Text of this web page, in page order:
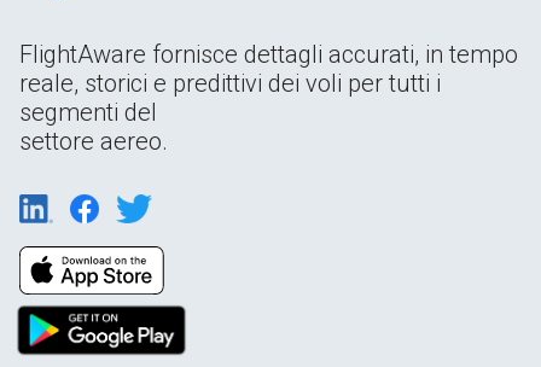
FlightAware fornisce dettagli accurati, in tempo
reale, storici e predittivi dei voli per tutti i
segmenti del
settore aereo.